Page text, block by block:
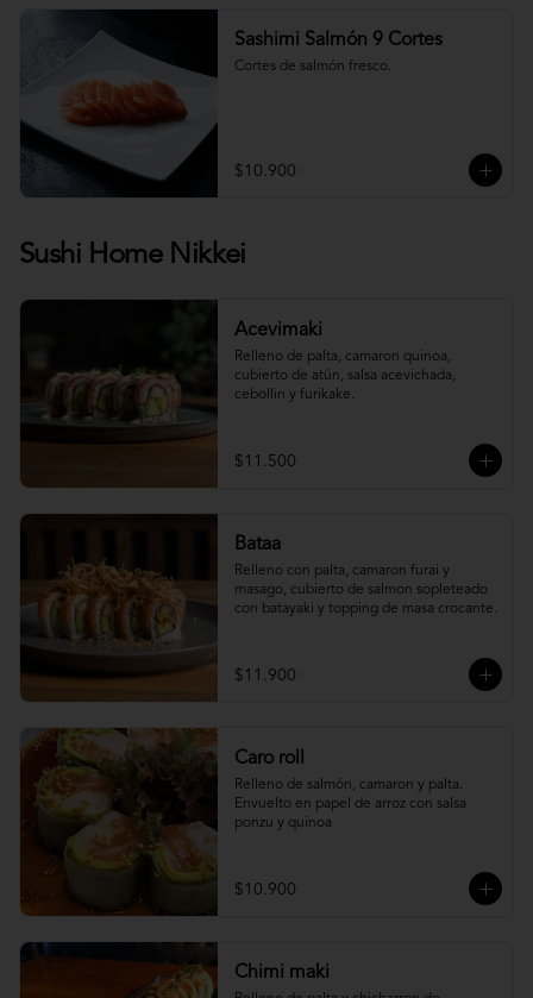
Sashimi Salmón 9 Cortes
Cortes de salmón fresco.
$10.900
Sushi Home Nikkei
Acevimaki
Relleno de palta, camaron quinoa,
cubierto de atún, salsa acevichada,
cebollin y furikake.
$11.500
Bataa
Relleno con palta, camaron furai y
masago, cubierto de salmon sopleteado
con batayaki y topping de masa crocante.
$11.900
Caro roll
Relleno de salmón, camaron y palta.
Envuelto en papel de arroz con salsa
ponzu y quinoa
$10.900
Chimi maki